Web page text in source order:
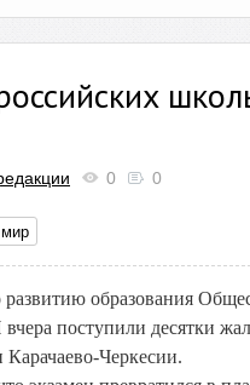
0 0
образования
поступили десятки
Черкесии.